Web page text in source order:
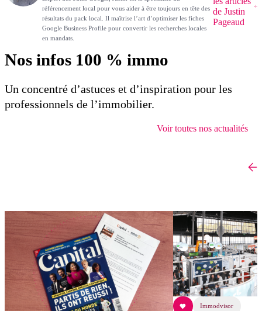
référencement local pour vous aider à être toujours en tête des
résultats du pack local. Il maîtrise l’art d’optimiser les fiches
Google Business Profile pour convertir les recherches locales
en mandats.
de Justin
Pageaud
Nos infos 100 % immo
Un concentré d’astuces et d’inspiration pour les
professionnels de l’immobilier.
Voir toutes nos actualités
Immodvisor